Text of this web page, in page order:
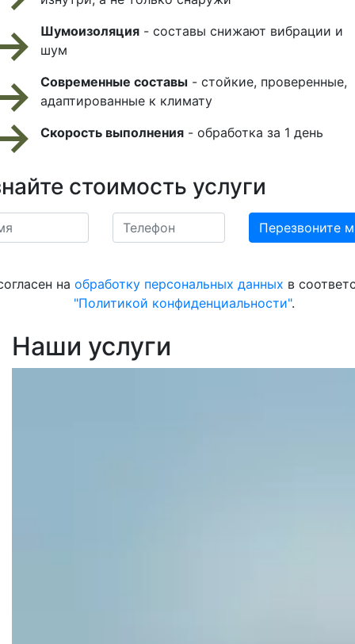
Шумоизоляция - составы снижают вибрации и
шум
Современные составы - стойкие, проверенные,
адаптированные к климату
Скорость выполнения - обработка за 1 день
стоимость услуги
на обработку персональных данных в
"Политикой конфиденциальности".
Наши услуги